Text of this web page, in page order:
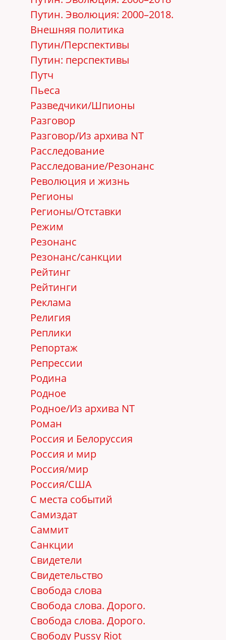
Путин. Эволюция: 2000–2018.
Внешняя политика
Путин/Перспективы
Путин: перспективы
Путч
Пьеса
Разведчики/Шпионы
Разговор
Разговор/Из архива NT
Расследование
Расследование/Резонанс
Революция и жизнь
Регионы
Регионы/Отставки
Режим
Резонанс
Резонанс/санкции
Рейтинг
Рейтинги
Реклама
Религия
Реплики
Репортаж
Репрессии
Родина
Родное
Родное/Из архива NT
Роман
Россия и Белоруссия
Россия и мир
Россия/мир
Россия/США
С места событий
Самиздат
Саммит
Санкции
Свидетели
Свидетельство
Свобода слова
Свобода слова. Дорого.
Свобода слова. Дорого.
Свободу Pussy Riot